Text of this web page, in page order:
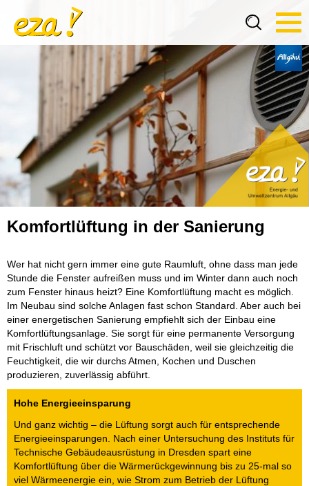
Komfortlüftung in der Sanierung
Wer hat nicht gern immer eine gute Raumluft, ohne dass man jede
Stunde die Fenster aufreißen muss und im Winter dann auch noch
zum Fenster hinaus heizt? Eine Komfortlüftung macht es möglich.
Im Neubau sind solche Anlagen fast schon Standard. Aber auch bei
einer energetischen Sanierung empfiehlt sich der Einbau eine
Komfortlüftungsanlage. Sie sorgt für eine permanente Versorgung
mit Frischluft und schützt vor Bauschäden, weil sie gleichzeitig die
Feuchtigkeit, die wir durchs Atmen, Kochen und Duschen
produzieren, zuverlässig abführt.
Hohe Energieeinsparung
Und ganz wichtig – die Lüftung sorgt auch für entsprechende
Energieeinsparungen. Nach einer Untersuchung des Instituts für
Technische Gebäudeausrüstung in Dresden spart eine
Komfortlüftung über die Wärmerückgewinnung bis zu 25-mal so
viel Wärmeenergie ein, wie Strom zum Betrieb der Lüftung